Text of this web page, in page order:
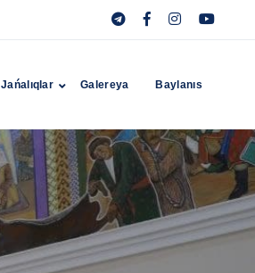
Jańalıqlar Galereya Baylanıs